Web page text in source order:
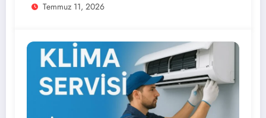
Temmuz 11, 2026